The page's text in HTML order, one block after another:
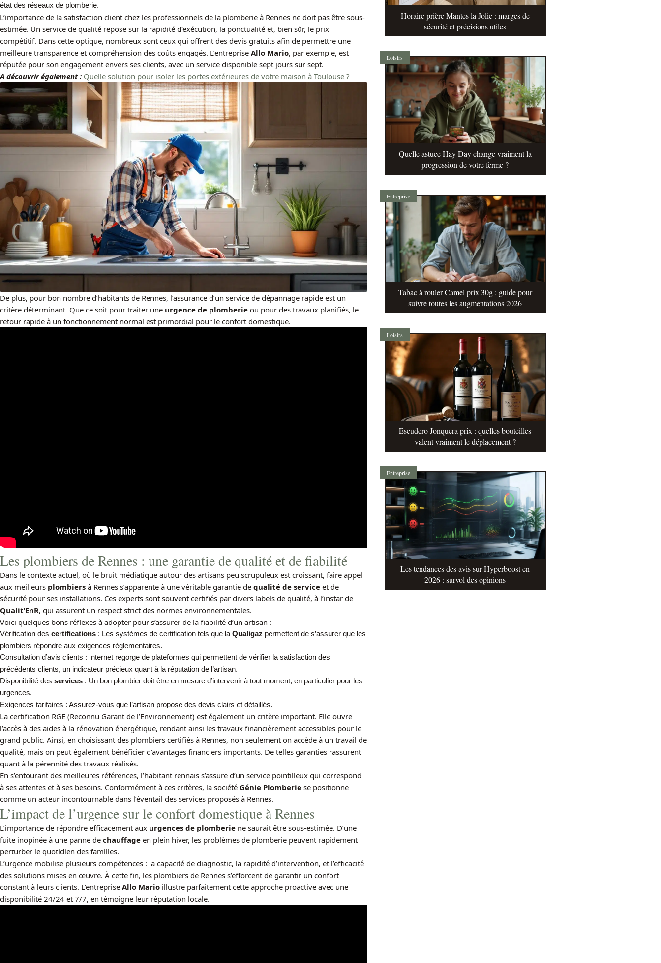
état des réseaux de plomberie.
L’importance de la satisfaction client chez les professionnels de la plomberie à Rennes ne doit pas être sous-
estimée. Un service de qualité repose sur la rapidité d’exécution, la ponctualité et, bien sûr, le prix
compétitif. Dans cette optique, nombreux sont ceux qui offrent des devis gratuits afin de permettre une
meilleure transparence et compréhension des coûts engagés. L’entreprise Allo Mario, par exemple, est
réputée pour son engagement envers ses clients, avec un service disponible sept jours sur sept.
A découvrir également : Quelle solution pour isoler les portes extérieures de votre maison à Toulouse ?
De plus, pour bon nombre d’habitants de Rennes, l’assurance d’un service de dépannage rapide est un
critère déterminant. Que ce soit pour traiter une urgence de plomberie ou pour des travaux planifiés, le
retour rapide à un fonctionnement normal est primordial pour le confort domestique.
Les plombiers de Rennes : une garantie de qualité et de fiabilité
Dans le contexte actuel, où le bruit médiatique autour des artisans peu scrupuleux est croissant, faire appel
aux meilleurs plombiers à Rennes s’apparente à une véritable garantie de qualité de service et de
sécurité pour ses installations. Ces experts sont souvent certifiés par divers labels de qualité, à l’instar de
Qualit’EnR, qui assurent un respect strict des normes environnementales.
Voici quelques bons réflexes à adopter pour s’assurer de la fiabilité d’un artisan :
Vérification des certifications : Les systèmes de certification tels que la Qualigaz permettent de s’assurer que les
plombiers répondre aux exigences réglementaires.
Consultation d’avis clients : Internet regorge de plateformes qui permettent de vérifier la satisfaction des
précédents clients, un indicateur précieux quant à la réputation de l’artisan.
Disponibilité des services : Un bon plombier doit être en mesure d’intervenir à tout moment, en particulier pour les
urgences.
Exigences tarifaires : Assurez-vous que l’artisan propose des devis clairs et détaillés.
La certification RGE (Reconnu Garant de l’Environnement) est également un critère important. Elle ouvre
l’accès à des aides à la rénovation énergétique, rendant ainsi les travaux financièrement accessibles pour le
grand public. Ainsi, en choisissant des plombiers certifiés à Rennes, non seulement on accède à un travail de
qualité, mais on peut également bénéficier d’avantages financiers importants. De telles garanties rassurent
quant à la pérennité des travaux réalisés.
En s’entourant des meilleures références, l’habitant rennais s’assure d’un service pointilleux qui correspond
à ses attentes et à ses besoins. Conformément à ces critères, la société Génie Plomberie se positionne
comme un acteur incontournable dans l’éventail des services proposés à Rennes.
L’impact de l’urgence sur le confort domestique à Rennes
L’importance de répondre efficacement aux urgences de plomberie ne saurait être sous-estimée. D’une
fuite inopinée à une panne de chauffage en plein hiver, les problèmes de plomberie peuvent rapidement
perturber le quotidien des familles.
L’urgence mobilise plusieurs compétences : la capacité de diagnostic, la rapidité d’intervention, et l’efficacité
des solutions mises en œuvre. À cette fin, les plombiers de Rennes s’efforcent de garantir un confort
constant à leurs clients. L’entreprise Allo Mario illustre parfaitement cette approche proactive avec une
disponibilité 24/24 et 7/7, en témoigne leur réputation locale.
Horaire prière Mantes la Jolie : marges de
sécurité et précisions utiles
Loisirs
Quelle astuce Hay Day change vraiment la
progression de votre ferme ?
Entreprise
Tabac à rouler Camel prix 30g : guide pour
suivre toutes les augmentations 2026
Loisirs
Escudero Jonquera prix : quelles bouteilles
valent vraiment le déplacement ?
Entreprise
Les tendances des avis sur Hyperboost en
2026 : survol des opinions